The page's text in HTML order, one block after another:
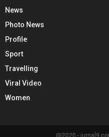
News
Photo News
Profile
Sport
Travelling
Viral Video
Women
@2020 -